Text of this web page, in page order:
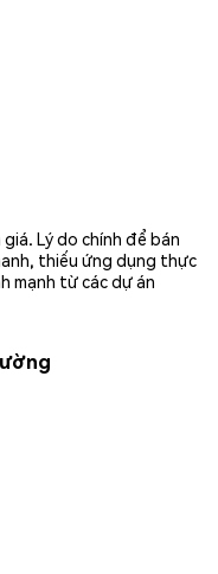
Lý do chính để bán
thiếu ứng dụng thực
mạnh từ các dự án